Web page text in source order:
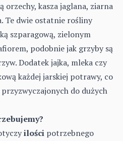
orzechy, kasza jaglana, ziarna
Te dwie ostatnie rośliny
szparagową, zielonym
podobnie jak grzyby są
Dodatek jajka, mleka czy
każdej jarskiej potrawy, co
do dużych
ilości potrzebnego